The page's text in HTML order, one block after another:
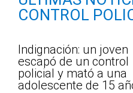
CONTROL
Indignación: un joven
escapó de un control
policial y mató a una
adolescente de 15